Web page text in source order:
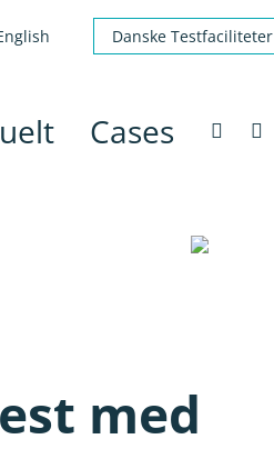
Danske Testfaciliteter
Cases
med